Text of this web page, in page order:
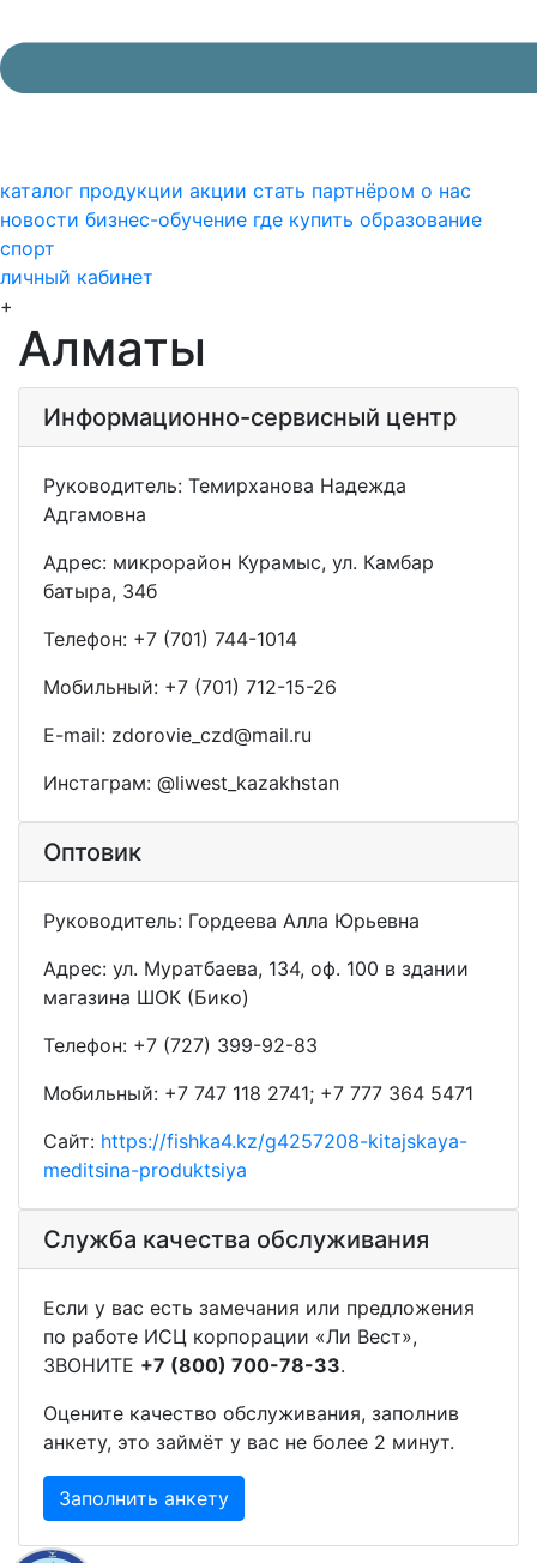
каталог продукции акции стать партнёром о нас
новости бизнес-обучение где купить образование
спорт
личный кабинет
+
Алматы
Информационно-сервисный центр
Руководитель: Темирханова Надежда
Адгамовна
Адрес: микрорайон Курамыс, ул. Камбар
батыра, 34б
Телефон: +7 (701) 744-1014
Мобильный: +7 (701) 712-15-26
E-mail: zdorovie_czd@mail.ru
Инстаграм: @liwest_kazakhstan
Оптовик
Руководитель: Гордеева Алла Юрьевна
Адрес: ул. Муратбаева, 134, оф. 100 в здании
магазина ШОК (Бико)
Телефон: +7 (727) 399-92-83
Мобильный: +7 747 118 2741; +7 777 364 5471
Сайт: https://fishka4.kz/g4257208-kitajskaya-
meditsina-produktsiya
Служба качества обслуживания
Если у вас есть замечания или предложения
по работе ИСЦ корпорации «Ли Вест»,
ЗВОНИТЕ +7 (800) 700-78-33.
Оцените качество обслуживания, заполнив
анкету, это займёт у вас не более 2 минут.
Заполнить анкету